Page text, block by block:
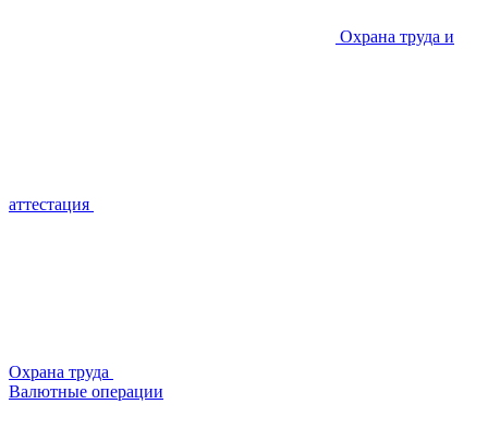
Охрана труда и
аттестация
Охрана труда
Валютные операции